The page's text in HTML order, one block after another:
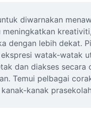
diwarnakan
meningkatkan
dengan lebih dekat.
watak-watak
dan diakses
Temui pelbagai
kanak